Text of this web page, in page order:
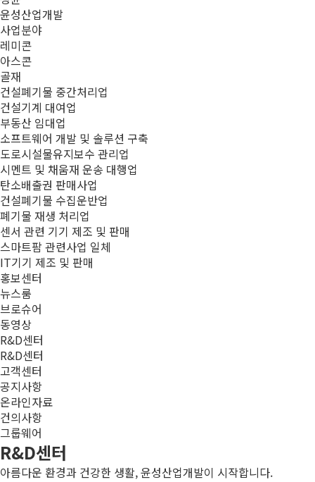
윤성산업개발
사업분야
레미콘
아스콘
골재
건설폐기물 중간처리업
건설기계 대여업
부동산 임대업
소프트웨어 개발 및 솔루션 구축
도로시설물유지보수 관리업
시멘트 및 채움재 운송 대행업
탄소배출권 판매사업
건설폐기물 수집운반업
폐기물 재생 처리업
센서 관련 기기 제조 및 판매
스마트팜 관련사업 일체
IT기기 제조 및 판매
홍보센터
뉴스룸
브로슈어
동영상
R&D센터
R&D센터
고객센터
공지사항
온라인자료
건의사항
그룹웨어
R&D센터
아름다운 환경과 건강한 생활, 윤성산업개발이 시작합니다.